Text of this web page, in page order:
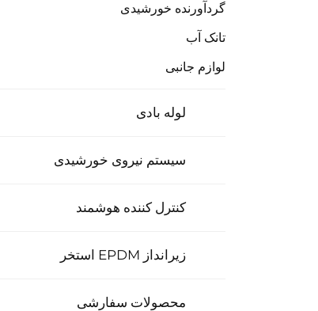
گردآورنده خورشیدی
تانک آب
لوازم جانبی
لوله بادی
سیستم نیروی خورشیدی
کنترل کننده هوشمند
زیرانداز EPDM استخر
محصولات سفارشی